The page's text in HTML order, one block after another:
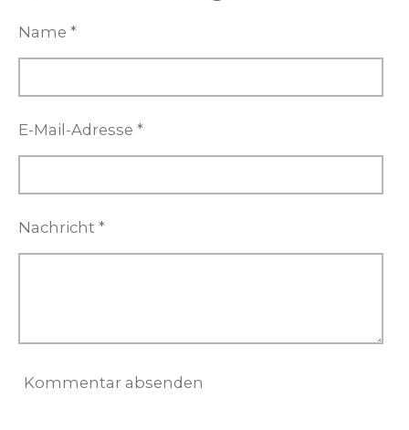
Name *
E-Mail-Adresse *
Nachricht *
Kommentar absenden